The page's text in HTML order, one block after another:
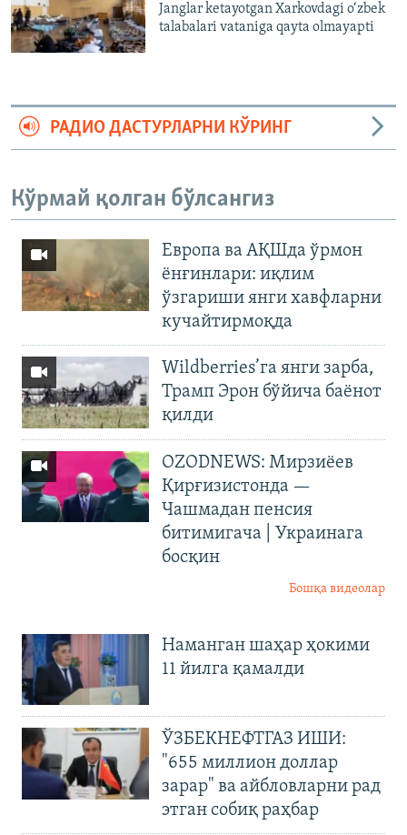
Janglar ketayotgan Xarkovdagi o‘zbek
talabalari vataniga qayta olmayapti
РАДИО ДАСТУРЛАРНИ КЎРИНГ
Кўрмай қолган бўлсангиз
Европа ва АҚШда ўрмон
ёнғинлари: иқлим
ўзгариши янги хавфларни
кучайтирмоқда
Wildberries’га янги зарба,
Трамп Эрон бўйича баёнот
қилди
OZODNEWS: Мирзиёев
Қирғизистонда —
Чашмадан пенсия
битимигача | Украинага
босқин
Бошқа видеолар
Наманган шаҳар ҳокими
11 йилга қамалди
ЎЗБЕКНЕФТГАЗ ИШИ:
"655 миллион доллар
зарар" ва айбловларни рад
этган собиқ раҳбар